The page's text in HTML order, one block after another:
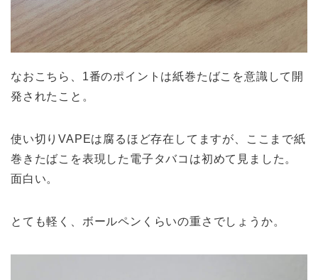
なおこちら、1番のポイントは紙巻たばこを意識して開
発されたこと。
使い切りVAPEは腐るほど存在してますが、ここまで紙
巻きたばこを表現した電子タバコは初めて見ました。
面白い。
とても軽く、ボールペンくらいの重さでしょうか。